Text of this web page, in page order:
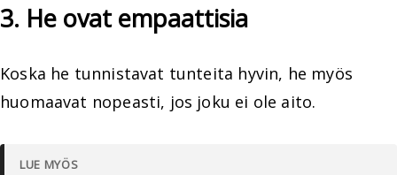
3. He ovat empaattisia
Koska he tunnistavat tunteita hyvin, he myös
huomaavat nopeasti, jos joku ei ole aito.
LUE MYÖS